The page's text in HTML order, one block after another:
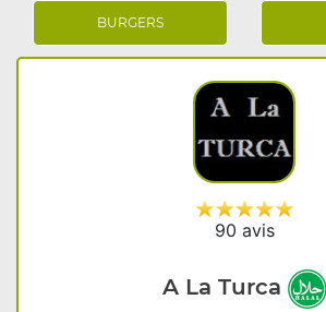
BURGERS
90 avis
A La Turca